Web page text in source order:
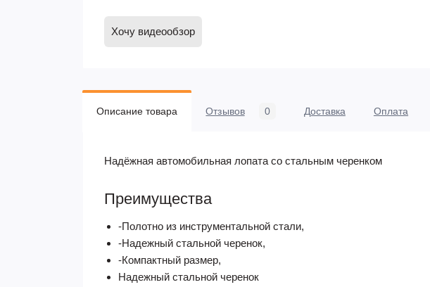
Хочу видеообзор
Описание товара Отзывов 0 Доставка Оплата
Надёжная автомобильная лопата со стальным черенком
Преимущества
-Полотно из инструментальной стали,
-Надежный стальной черенок,
-Компактный размер,
Надежный стальной черенок